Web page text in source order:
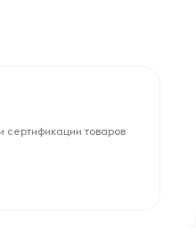
сертификации товаров